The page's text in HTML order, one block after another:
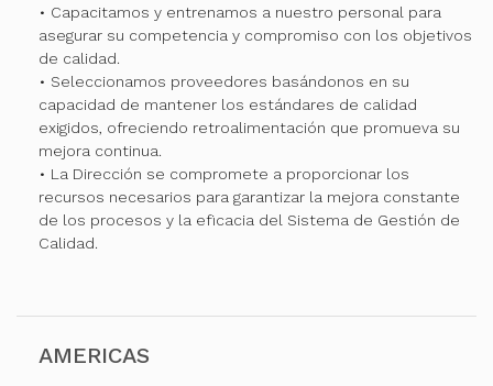
• Capacitamos y entrenamos a nuestro personal para
asegurar su competencia y compromiso con los objetivos
de calidad.
• Seleccionamos proveedores basándonos en su
capacidad de mantener los estándares de calidad
exigidos, ofreciendo retroalimentación que promueva su
mejora continua.
• La Dirección se compromete a proporcionar los
recursos necesarios para garantizar la mejora constante
de los procesos y la eficacia del Sistema de Gestión de
Calidad.
AMERICAS